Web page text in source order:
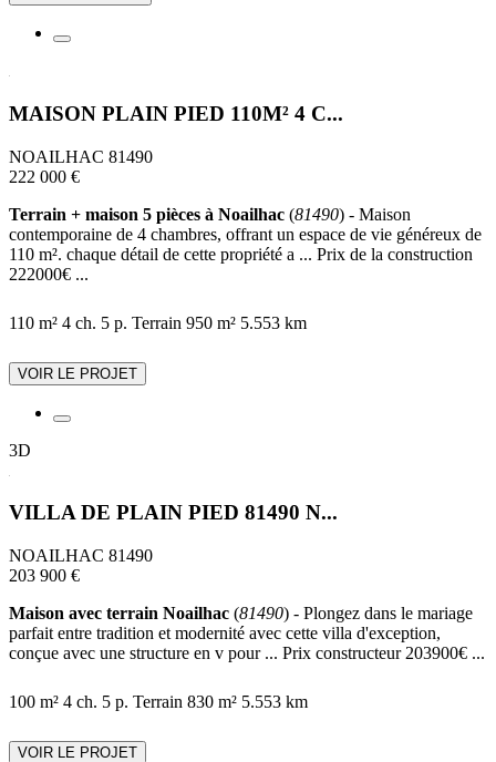
MAISON PLAIN PIED 110M² 4 C...
NOAILHAC 81490
222 000 €
Terrain + maison 5 pièces à Noailhac (81490) - Maison
contemporaine de 4 chambres, offrant un espace de vie généreux de
110 m². chaque détail de cette propriété a ... Prix de la construction
222000€ ...
110 m² 4 ch. 5 p. Terrain 950 m² 5.553 km
VOIR LE PROJET
3D
VILLA DE PLAIN PIED 81490 N...
NOAILHAC 81490
203 900 €
Maison avec terrain Noailhac (81490) - Plongez dans le mariage
parfait entre tradition et modernité avec cette villa d'exception,
conçue avec une structure en v pour ... Prix constructeur 203900€ ...
100 m² 4 ch. 5 p. Terrain 830 m² 5.553 km
VOIR LE PROJET